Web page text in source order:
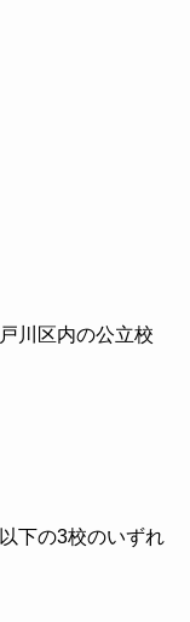
川区内の公立校
下の3校のいずれ